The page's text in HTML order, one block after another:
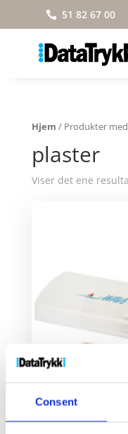
Consent
 51 82 67 00
Hjem / Produkter
plaster
Viser det ene